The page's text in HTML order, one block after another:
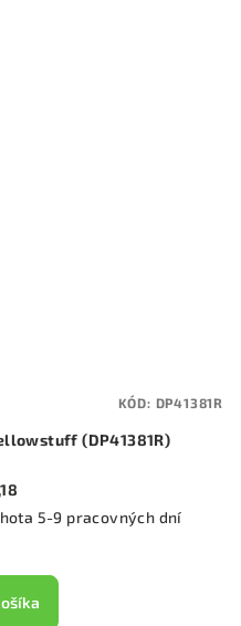
(DP41381R)
5-9 pracovných dní
KÓD: DP41381R